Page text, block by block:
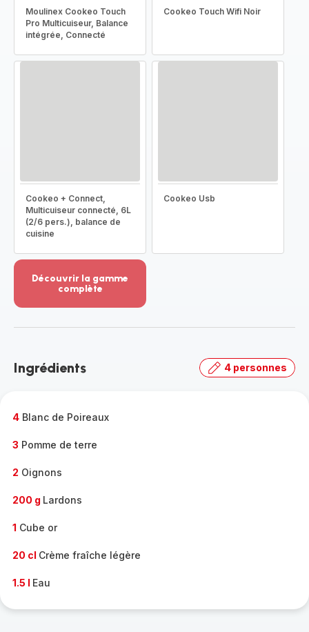
Moulinex Cookeo Touch
Pro Multicuiseur, Balance
intégrée, Connecté
Cookeo Touch Wifi Noir
Cookeo + Connect,
Multicuiseur connecté, 6L
(2/6 pers.), balance de
cuisine
Cookeo Usb
Découvrir la gamme
complète
-
gamme
Ingrédients 4 personnes
4 Blanc de Poireaux
3 Pomme de terre
2 Oignons
200 g Lardons
1 Cube or
20 cl Crème fraîche légère
1.5 l Eau